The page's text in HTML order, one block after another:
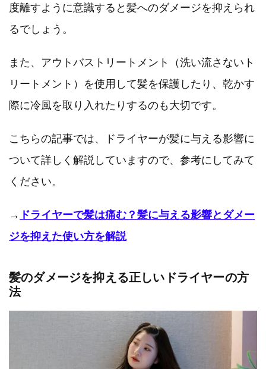
度離すように意識すると髪へのダメージを抑えられ
るでしょう。
また、アウトバストリートメント（洗い流さないト
リートメント）を使用して髪を保護したり、乾かす
際に冷風を取り入れたりするのも大切です。
こちらの記事では、ドライヤーが髪に与える影響に
ついて詳しく解説していますので、参考にしてみて
ください。
→ ドライヤーで髪は痛む？髪に与える影響とダメー
ジを抑えた使い方を解説
髪のダメージを抑える正しいドライヤーの方
法